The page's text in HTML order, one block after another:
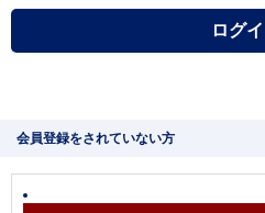
会員登録をされていない方